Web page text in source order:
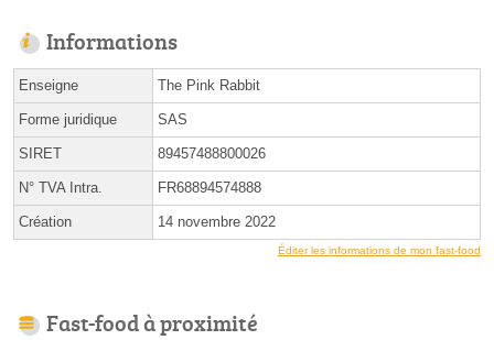
Informations
Enseigne The Pink Rabbit
Forme juridique SAS
SIRET 89457488800026
N° TVA Intra. FR68894574888
Création 14 novembre 2022
Éditer les informations de mon fast-food
Fast-food à proximité